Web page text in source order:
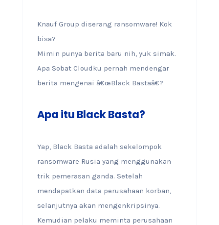
Knauf Group diserang ransomware! Kok
bisa?
Mimin punya berita baru nih, yuk simak.
Apa Sobat Cloudku pernah mendengar
berita mengenai â€œBlack Bastaâ€?
Apa itu Black Basta?
Yap, Black Basta adalah sekelompok
ransomware Rusia yang menggunakan
trik pemerasan ganda. Setelah
mendapatkan data perusahaan korban,
selanjutnya akan mengenkripsinya.
Kemudian pelaku meminta perusahaan